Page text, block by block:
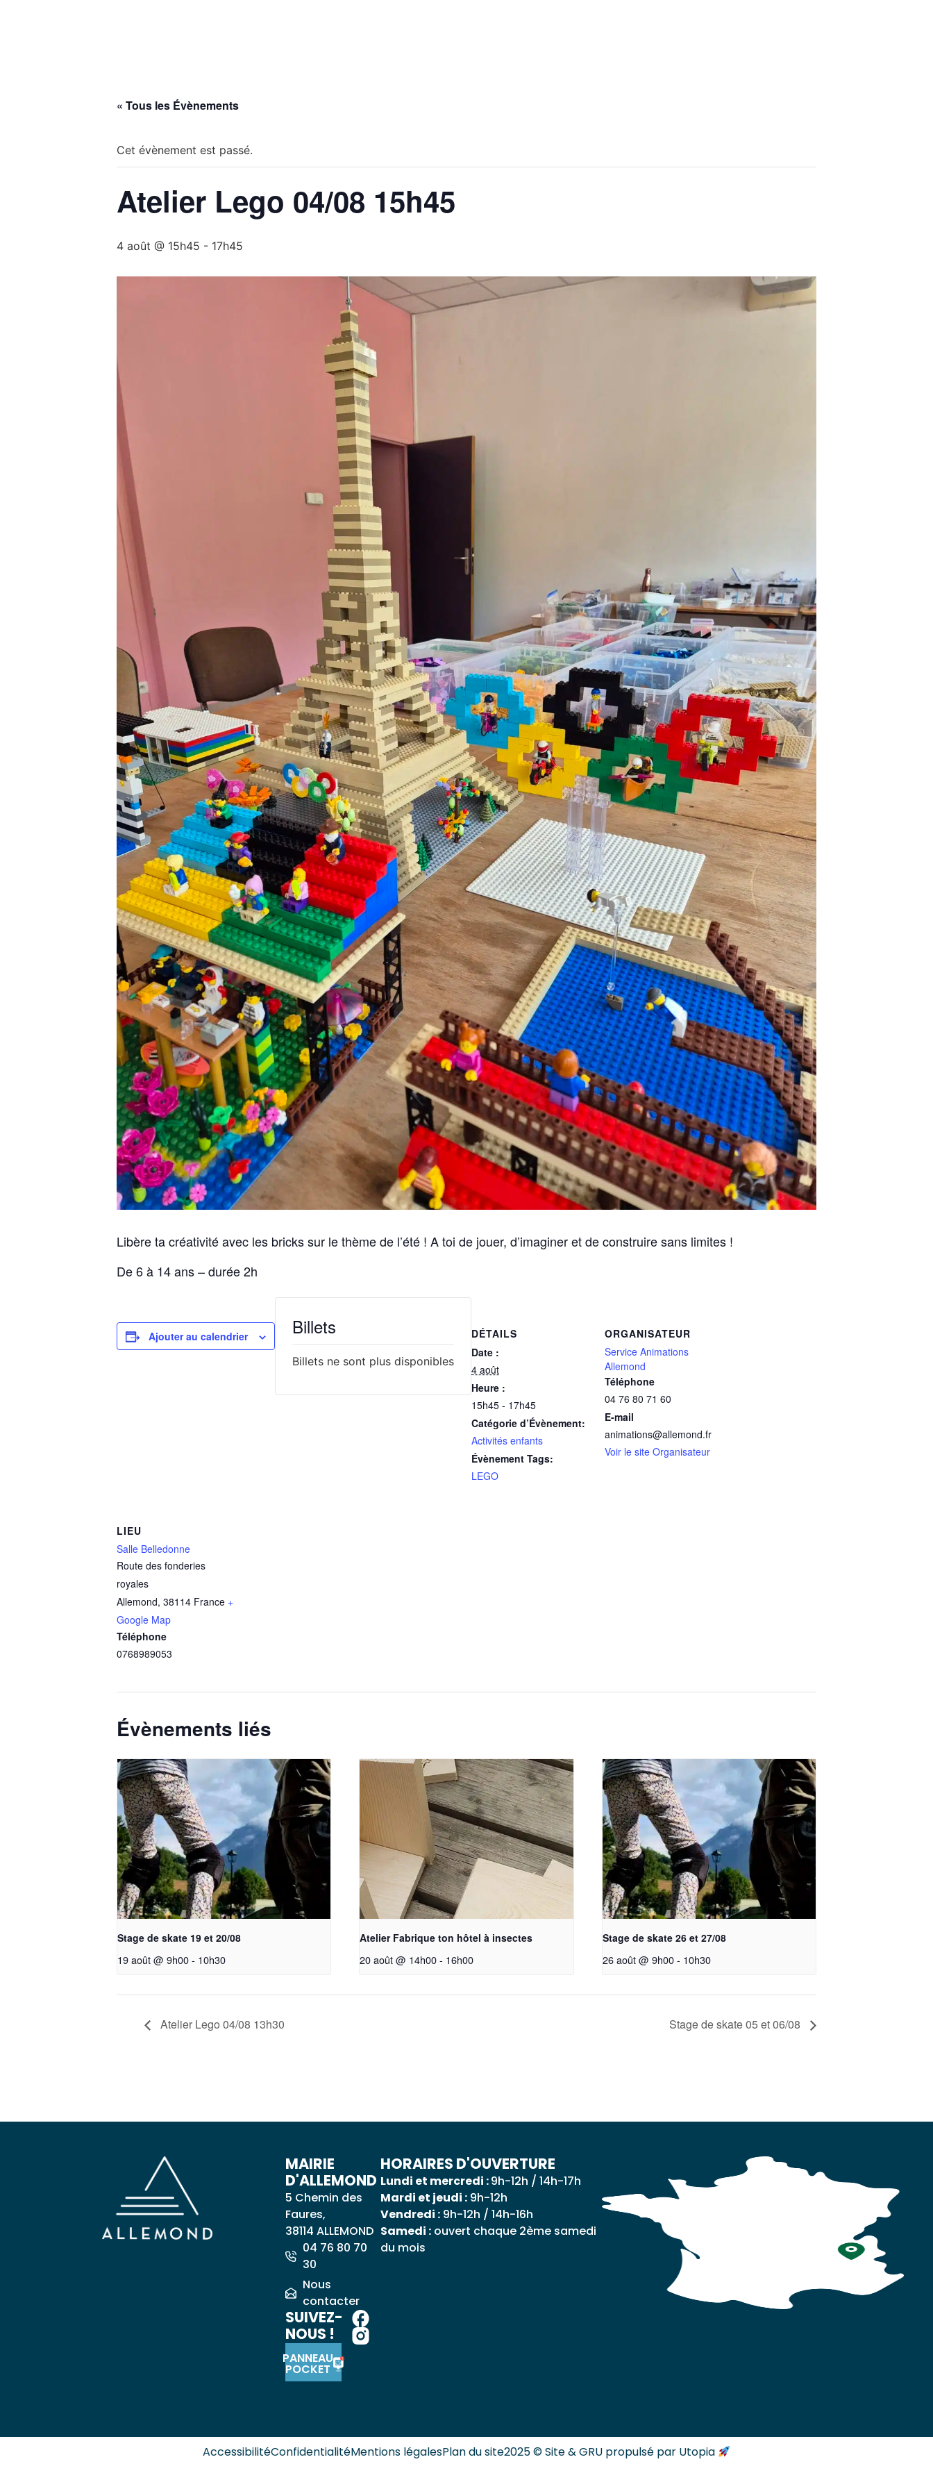
« Tous les Évènements
Cet évènement est passé.
Atelier Lego 04/08 15h45
4 août @ 15h45 - 17h45
Libère ta créativité avec les bricks sur le thème de l’été ! A toi de jouer, d’imaginer et de construire sans limites !
De 6 à 14 ans – durée 2h
Ajouter au calendrier
DÉTAILS
Date :
4 août
Heure :
15h45 - 17h45
Catégorie d’Évènement:
Activités enfants
Évènement Tags:
LEGO
ORGANISATEUR
Service Animations
Allemond
Téléphone
04 76 80 71 60
E-mail
animations@allemond.fr
Voir le site Organisateur
LIEU
Salle Belledonne
Route des fonderies
royales
Allemond, 38114 France +
Google Map
Téléphone
0768989053
Billets
Billets ne sont plus disponibles
Évènements liés
Stage de skate 19 et 20/08
19 août @ 9h00- 10h30
Atelier Fabrique ton hôtel à insectes
20 août @ 14h00 - 16h00
Stage de skate 26 et 27/08
26 août @ 9h00- 10h30
Atelier Lego 04/08 13h30 Stage de skate 05 et 06/08
MAIRIE
D'ALLEMOND
5 Chemin des
Faures,
38114 ALLEMOND
04 76 80 70
30
Nous
contacter
SUIVEZ-
NOUS !
PANNEAU
POCKET
HORAIRES D'OUVERTURE
Lundi et mercredi :9h-12h / 14h-17h
Mardi et jeudi :9h-12h
Vendredi :9h-12h / 14h-16h
Samedi :ouvert chaque 2ème samedi
du mois
AccessibilitéConfidentialitéMentions légalesPlan du site2025 © Site & GRU propulsé par Utopia